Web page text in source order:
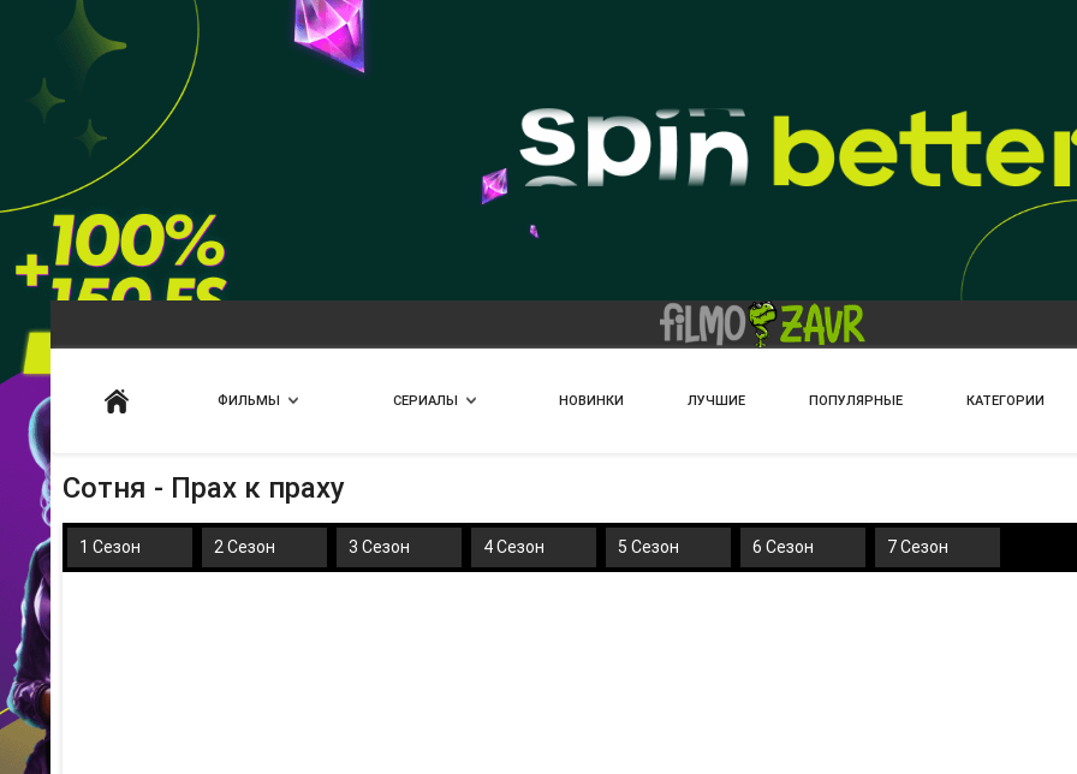
ФИЛЬМЫ СЕРИАЛЫ НОВИНКИ ЛУЧШИЕ ПОПУЛЯРНЫЕ КАТЕГОРИИ
Сотня - Прах к праху
1 Сезон 2 Сезон 3 Сезон 4 Сезон 5 Сезон 6 Сезон 7 Сезон